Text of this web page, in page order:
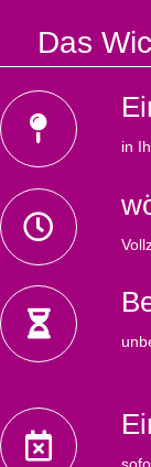
Das
in